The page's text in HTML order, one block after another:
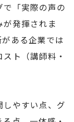
「実際の声の
発揮されま
ある企業では
ト（講師料・
しやすい点、グ